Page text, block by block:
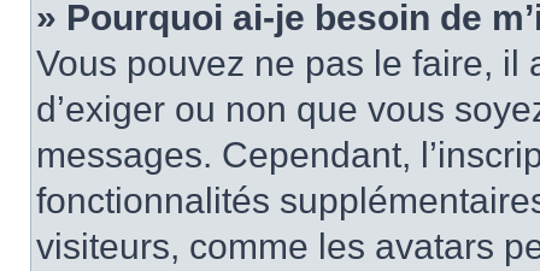
» Pourquoi ai-je besoin de
Vous pouvez ne pas le faire, il
d’exiger ou non que vous
messages. Cependant,
fonctionnalités
visiteurs, comme les avatars